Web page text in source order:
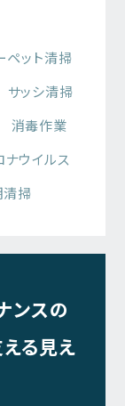
ペット清掃
サッシ清掃
消毒作業
ナウイルス
清掃
ンスの
る見え